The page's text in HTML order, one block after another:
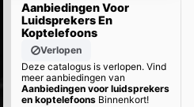
Aanbiedingen Voor
Luidsprekers En
Koptelefoons
Verlopen
Deze catalogus is verlopen. Vind
meer aanbiedingen van
Aanbiedingen voor luidsprekers
en koptelefoonsBinnenkort!